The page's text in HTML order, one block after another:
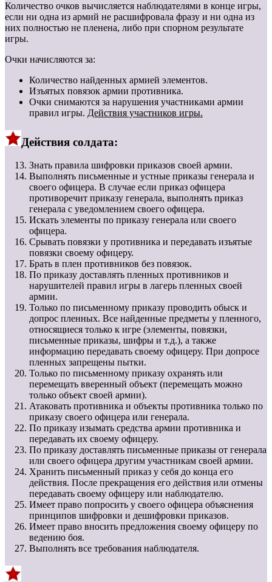
Количество очков вычисляется наблюдателями в конце игры,
если ни одна из армий не расшифровала фразу и ни одна из
них полностью не пленена, либо при спорном результате
игры.
Очки начисляются за:
Количество найденных армией элементов.
Изъятых повязок армии противника.
Очки снимаются за нарушения участниками армии
правил игры. Действия участников игры.
Действия солдата:
Знать правила шифровки приказов своей армии.
Выполнять письменные и устные приказы генерала и
своего офицера. В случае если приказ офицера
противоречит приказу генерала, выполнять приказ
генерала с уведомлением своего офицера.
Искать элементы по приказу генерала или своего
офицера.
Срывать повязки у противника и передавать изъятые
повязки своему офицеру.
Брать в плен противников без повязок.
По приказу доставлять пленных противников и
нарушителей правил игры в лагерь пленных своей
армии.
Только по письменному приказу проводить обыск и
допрос пленных. Все найденные предметы у пленного,
относящиеся только к игре (элементы, повязки,
письменные приказы, шифры и т.д.), а также
информацию передавать своему офицеру. При допросе
пленных запрещены пытки.
Только по письменному приказу охранять или
перемещать вверенный объект (перемещать можно
только объект своей армии).
Атаковать противника и объекты противника только по
приказу своего офицера или генерала.
По приказу изымать средства армии противника и
передавать их своему офицеру.
По приказу доставлять письменные приказы от генерала
или своего офицера другим участникам своей армии.
Хранить письменный приказ у себя до конца его
действия. После прекращения его действия или отмены
передавать своему офицеру или наблюдателю.
Имеет право попросить у своего офицера объяснения
принципов шифровки и дешифровки приказов.
Имеет право вносить предложения своему офицеру по
ведению боя.
Выполнять все требования наблюдателя.